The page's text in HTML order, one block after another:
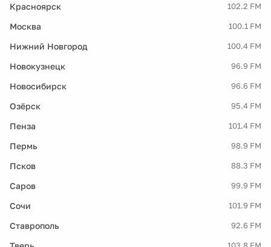
Красноярск 102.2 FM
Москва 100.1 FM
Нижний Новгород 100.4 FM
Новокузнецк 96.9 FM
Новосибирск 96.6 FM
Озёрск 95.4 FM
Пенза 101.4 FM
Пермь 98.9 FM
Псков 88.3 FM
Саров 99.9 FM
Сочи 101.9 FM
Ставрополь 92.6 FM